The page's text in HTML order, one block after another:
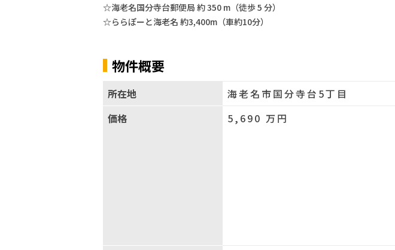
☆海老名国分寺台郵便局 約 350 m（徒歩 5 分）
☆ららぽーと海老名 約3,400m（車約10分）
物件概要
所在地
海老名市国分寺台5丁目
価格
5,690 万円